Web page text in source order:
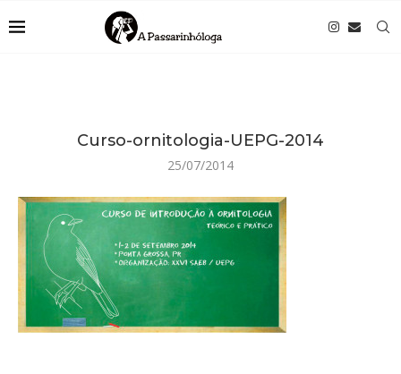
Curso-ornitologia-UEPG-2014
25/07/2014